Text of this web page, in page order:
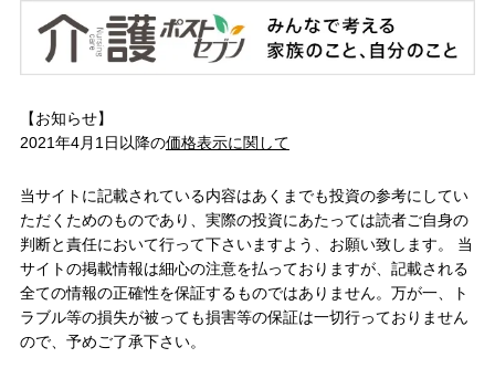
【お知らせ】
2021年4月1日以降の価格表示に関して
当サイトに記載されている内容はあくまでも投資の参考にしてい
ただくためのものであり、実際の投資にあたっては読者ご自身の
判断と責任において行って下さいますよう、お願い致します。 当
サイトの掲載情報は細心の注意を払っておりますが、記載される
全ての情報の正確性を保証するものではありません。万が一、ト
ラブル等の損失が被っても損害等の保証は一切行っておりません
ので、予めご了承下さい。